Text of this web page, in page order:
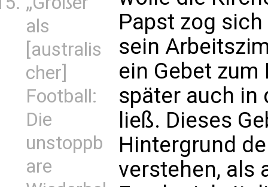
als
[australis
cher]
Football:
Die
unstoppb
are
Papst zog
sein
ein Gebet
später auch in
ließ. Dieses
Hintergrund
verstehen, als